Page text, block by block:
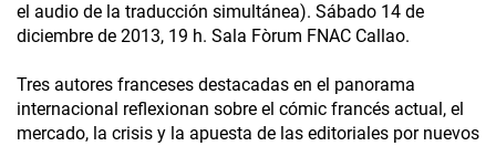
el audio de la traducción simultánea). Sábado 14 de
diciembre de 2013, 19 h. Sala Fòrum FNAC Callao.
Tres autores franceses destacadas en el panorama
internacional reflexionan sobre el cómic francés actual, el
mercado, la crisis y la apuesta de las editoriales por nuevos